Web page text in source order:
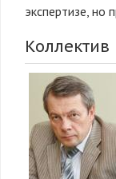
экспертизе, но
Коллектив